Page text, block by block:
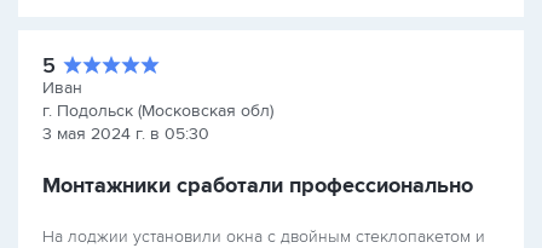
5
Иван
г. Подольск (Московская обл)
3 мая 2024 г. в 05:30
Монтажники сработали профессионально
На лоджии установили окна с двойным стеклопакетом и